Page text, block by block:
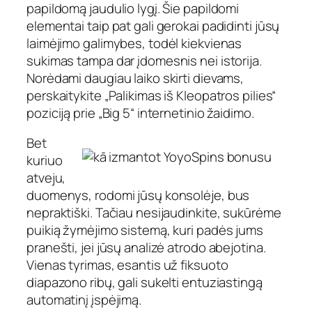
papildomą jaudulio lygį. Šie papildomi
elementai taip pat gali gerokai padidinti jūsų
laimėjimo galimybes, todėl kiekvienas
sukimas tampa dar įdomesnis nei istorija.
Norėdami daugiau laiko skirti dievams,
perskaitykite „Palikimas iš Kleopatros pilies“
poziciją prie „Big 5“ internetinio žaidimo.
Bet
kuriuo
atveju,
duomenys, rodomi jūsų konsolėje, bus
nepraktiški. Tačiau nesijaudinkite, sukūrėme
puikią žymėjimo sistemą, kuri padės jums
pranešti, jei jūsų analizė atrodo abejotina.
Vienas tyrimas, esantis už fiksuoto
diapazono ribų, gali sukelti entuziastingą
automatinį įspėjimą.